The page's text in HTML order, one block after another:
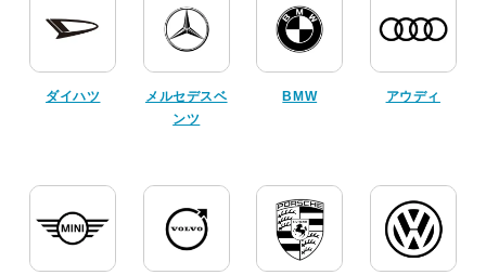
ダイハツ
メルセデスベ
ンツ
BMW アウディ